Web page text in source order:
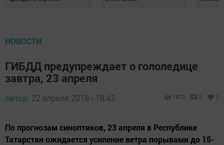
НОВОСТИ
ГИБДД предупреждает о гололедице
завтра, 23 апреля
Автор, 22 апреля 2018 - 18:43 1872 0 0
По прогнозам синоптиков, 23 апреля в Республике
Татарстан ожидается усиление ветра порывами до 15-